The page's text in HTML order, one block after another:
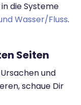
die Systeme
Wasser/Fluss.
Seiten
und
schaue Dir